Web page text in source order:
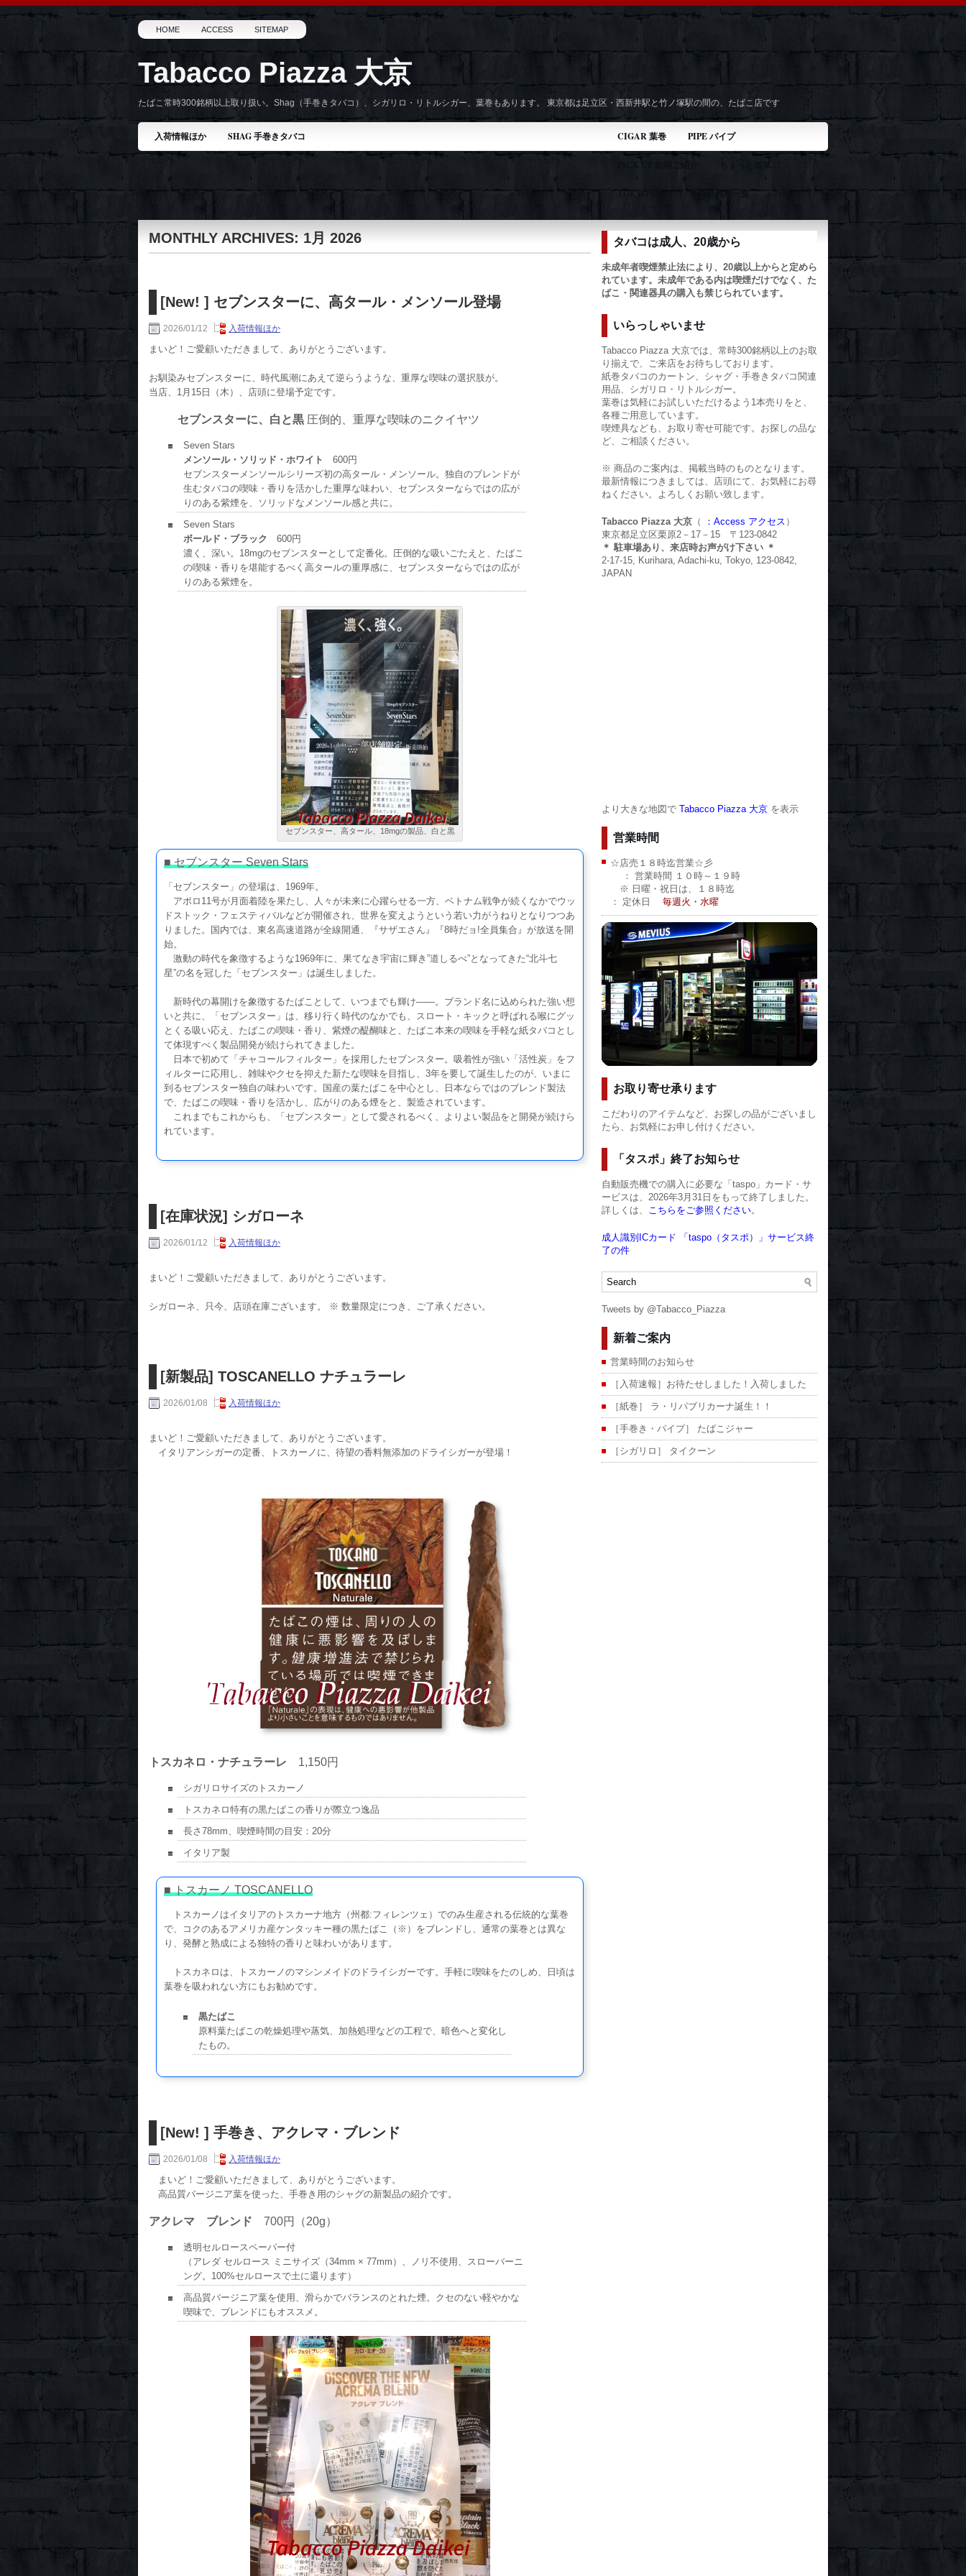
HOME ACCESS SITEMAP
Tabacco Piazza 大京
たばこ常時300銘柄以上取り扱い。Shag（手巻きタバコ）、シガリロ・リトルシガー、葉巻もあります。 東京都は足立区・西新井駅と竹ノ塚駅の間の、たばこ店です
入荷情報ほか SHAG 手巻きタバコ CIGAR 葉巻 PIPE パイプ
TOKYO 2020 取扱い銘柄一覧
MONTHLY ARCHIVES: 1月 2026
[New! ] セブンスターに、高タール・メンソール登場
2026/01/12 入荷情報ほか
まいど！ご愛顧いただきまして、ありがとうございます。
お馴染みセブンスターに、時代風潮にあえて逆らうような、重厚な喫味の選択肢が。
当店、1月15日（木）、店頭に登場予定です。
セブンスターに、白と黒 圧倒的、重厚な喫味のニクイヤツ
Seven Stars
メンソール・ソリッド・ホワイト
600円
セブンスターメンソールシリーズ初の高タール・メンソール。独自のブレンドが
生むタバコの喫味・香りを活かした重厚な味わい、セブンスターならではの広が
りのある紫煙を、ソリッドなメンソール感と共に。
Seven Stars
ボールド・ブラック
600円
濃く、深い。18mgのセブンスターとして定番化。圧倒的な吸いごたえと、たばこ
の喫味・香りを堪能するべく高タールの重厚感に、セブンスターならではの広が
りのある紫煙を。
セブンスター、高タール、18mgの製品、白と黒
■ セブンスター Seven Stars
「セブンスター」の登場は、1969年。
アポロ11号が月面着陸を果たし、人々が未来に心躍らせる一方、ベトナム戦争が続くなかでウッ
ドストック・フェスティバルなどが開催され、世界を変えようという若い力がうねりとなりつつあ
りました。国内では、東名高速道路が全線開通、『サザエさん』『8時だョ!全員集合』が放送を開
始。
激動の時代を象徴するような1969年に、果てなき宇宙に輝き”道しるべ”となってきた“北斗七
星”の名を冠した「セブンスター」は誕生しました。
新時代の幕開けを象徴するたばことして、いつまでも輝け――。ブランド名に込められた強い想
いと共に、「セブンスター」は、移り行く時代のなかでも、スロート・キックと呼ばれる喉にグッ
とくる吸い応え、たばこの喫味・香り、紫煙の醍醐味と、たばこ本来の喫味を手軽な紙タバコとし
て体現すべく製品開発が続けられてきました。
日本で初めて「チャコールフィルター」を採用したセブンスター。吸着性が強い「活性炭」をフ
ィルターに応用し、雑味やクセを抑えた新たな喫味を目指し、3年を要して誕生したのが、いまに
到るセブンスター独自の味わいです。国産の葉たばこを中心とし、日本ならではのブレンド製法
で、たばこの喫味・香りを活かし、広がりのある煙をと、製造されています。
これまでもこれからも、「セブンスター」として愛されるべく、よりよい製品をと開発が続けら
れています。
[在庫状況] シガローネ
2026/01/12 入荷情報ほか
まいど！ご愛顧いただきまして、ありがとうございます。
シガローネ、只今、店頭在庫ございます。 ※ 数量限定につき、ご了承ください。
[新製品] TOSCANELLO ナチュラーレ
2026/01/08 入荷情報ほか
まいど！ご愛顧いただきまして、ありがとうございます。
イタリアンシガーの定番、トスカーノに、待望の香料無添加のドライシガーが登場！
トスカネロ・ナチュラーレ 1,150円
シガリロサイズのトスカーノ
トスカネロ特有の黒たばこの香りが際立つ逸品
長さ78mm、喫煙時間の目安：20分
イタリア製
■ トスカーノ TOSCANELLO
トスカーノはイタリアのトスカーナ地方（州都:フィレンツェ）でのみ生産される伝統的な葉巻
で、コクのあるアメリカ産ケンタッキー種の黒たばこ（※）をブレンドし、通常の葉巻とは異な
り、発酵と熟成による独特の香りと味わいがあります。
トスカネロは、トスカーノのマシンメイドのドライシガーです。手軽に喫味をたのしめ、日頃は
葉巻を吸われない方にもお勧めです。
黒たばこ
原料葉たばこの乾燥処理や蒸気、加熱処理などの工程で、暗色へと変化し
たもの。
[New! ] 手巻き、アクレマ・ブレンド
2026/01/08 入荷情報ほか
まいど！ご愛顧いただきまして、ありがとうございます。
高品質バージニア葉を使った、手巻き用のシャグの新製品の紹介です。
アクレマ ブレンド 700円（20g）
透明セルロースペーパー付
（アレダ セルロース ミニサイズ（34mm × 77mm）、ノリ不使用、スローバーニ
ング。100%セルロースで土に還ります）
高品質バージニア葉を使用、滑らかでバランスのとれた煙。クセのない軽やかな
喫味で、ブレンドにもオススメ。
タバコは成人、20歳から
未成年者喫煙禁止法により、20歳以上からと定めら
れています。未成年である内は喫煙だけでなく、た
ばこ・関連器具の購入も禁じられています。
いらっしゃいませ
Tabacco Piazza 大京では、常時300銘柄以上のお取
り揃えで、ご来店をお待ちしております。
紙巻タバコのカートン、シャグ・手巻きタバコ関連
用品、シガリロ・リトルシガー。
葉巻は気軽にお試しいただけるよう1本売りをと、
各種ご用意しています。
喫煙具なども、お取り寄せ可能です。お探しの品な
ど、ご相談ください。
※ 商品のご案内は、掲載当時のものとなります。
最新情報につきましては、店頭にて、お気軽にお尋
ねください。よろしくお願い致します。
Tabacco Piazza 大京 （ ：Access アクセス ）
東京都足立区栗原2－17－15 〒123-0842
＊ 駐車場あり、来店時お声がけ下さい ＊
2-17-15, Kurihara, Adachi-ku, Tokyo, 123-0842,
JAPAN
より大きな地図で Tabacco Piazza 大京 を表示
営業時間
☆店売１８時迄営業☆彡
： 営業時間 １０時～１９時
※ 日曜・祝日は、１８時迄
： 定休日 毎週火・水曜
お取り寄せ承ります
こだわりのアイテムなど、お探しの品がございまし
たら、お気軽にお申し付けください。
「タスポ」終了お知らせ
自動販売機での購入に必要な「taspo」カード・サ
ービスは、2026年3月31日をもって終了しました。
詳しくは、 こちらをご参照ください。
成人識別ICカード 「taspo（タスポ）」サービス終
了の件
Tweets by @Tabacco_Piazza
新着ご案内
営業時間のお知らせ
［入荷速報］お待たせしました！入荷しました
［紙巻］ ラ・リパブリカーナ誕生！！
［手巻き・パイプ］ たばこジャー
［シガリロ］ タイクーン